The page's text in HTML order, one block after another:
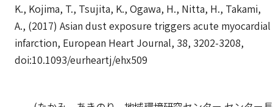
K., Kojima, T., Tsujita, K., Ogawa, H., Nitta, H., Takami,
A., (2017) Asian dust exposure triggers acute myocardial
infarction, European Heart Journal, 38, 3202-3208,
doi:10.1093/eurheartj/ehx509